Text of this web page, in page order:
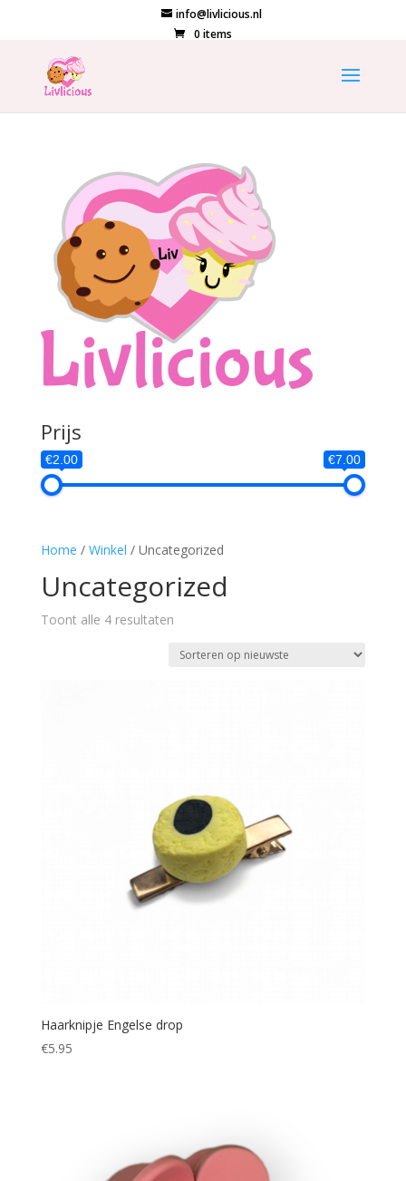
info@livlicious.nl
0 items
Home / Winkel / Uncategorized
Uncategorized
Toont alle 4 resultatenGesorteerd
nieuwste
Haarknipje Engelse drop
€5.95
Prijs
€2.00 €7.00